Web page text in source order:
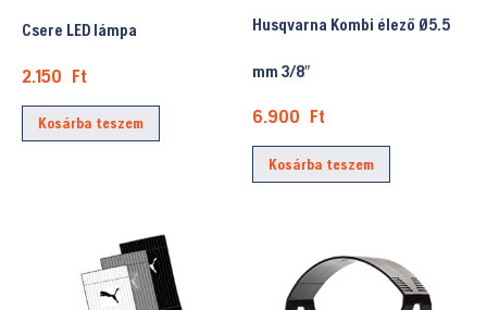
Csere LED lámpa
2.150 Ft
Kosárba teszem
Husqvarna Kombi élező Ø5.5
mm 3/8″
6.900 Ft
Kosárba teszem